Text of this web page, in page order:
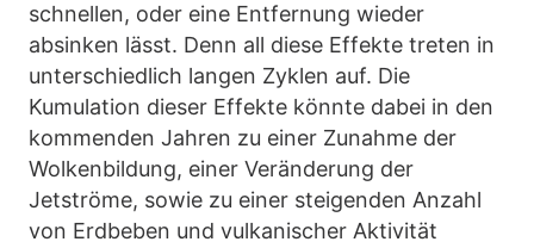
schnellen, oder eine Entfernung wieder
absinken lässt. Denn all diese Effekte treten in
unterschiedlich langen Zyklen auf. Die
Kumulation dieser Effekte könnte dabei in den
kommenden Jahren zu einer Zunahme der
Wolkenbildung, einer Veränderung der
Jetströme, sowie zu einer steigenden Anzahl
von Erdbeben und vulkanischer Aktivität